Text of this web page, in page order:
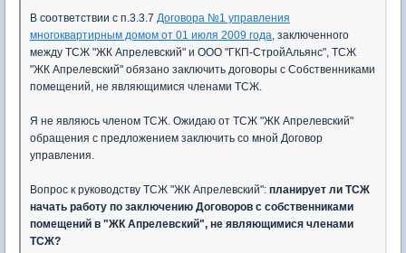
В соответствии с п.3.3.7 Договора №1 управления
многоквартирным домом от 01 июля 2009 года , заключенного
между ТСЖ "ЖК Апрелевский" и ООО "ГКП-СтройАльянс", ТСЖ
"ЖК Апрелевский" обязано заключить договоры с Собственниками
помещений, не являющимися членами ТСЖ.
Я не являюсь членом ТСЖ. Ожидаю от ТСЖ "ЖК Апрелевский"
обращения с предложением заключить со мной Договор
управления.
Вопрос к руководству ТСЖ "ЖК Апрелевский": планирует ли ТСЖ
начать работу по заключению Договоров с собственниками
помещений в "ЖК Апрелевский", не являющимися членами
ТСЖ?